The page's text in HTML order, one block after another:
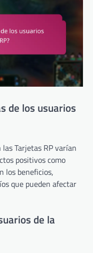
de los usuarios
Tarjetas RP varían
positivos como
los beneficios,
que pueden afectar
de la